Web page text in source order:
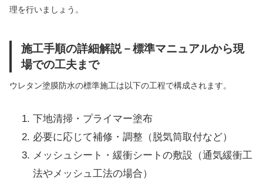
理を行いましょう。
施工手順の詳細解説－標準マニュアルから現
場での工夫まで
ウレタン塗膜防水の標準施工は以下の工程で構成されます。
下地清掃・プライマー塗布
必要に応じて補修・調整（脱気筒取付など）
メッシュシート・緩衝シートの敷設（通気緩衝工
法やメッシュ工法の場合）